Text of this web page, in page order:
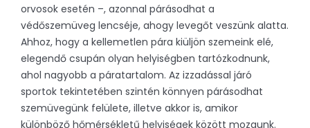
orvosok esetén –, azonnal párásodhat a
védőszemüveg lencséje, ahogy levegőt veszünk alatta.
Ahhoz, hogy a kellemetlen pára kiüljön szemeink elé,
elegendő csupán olyan helyiségben tartózkodnunk,
ahol nagyobb a páratartalom. Az izzadással járó
sportok tekintetében szintén könnyen párásodhat
szemüvegünk felülete, illetve akkor is, amikor
különböző hőmérsékletű helyiségek között mozgunk.